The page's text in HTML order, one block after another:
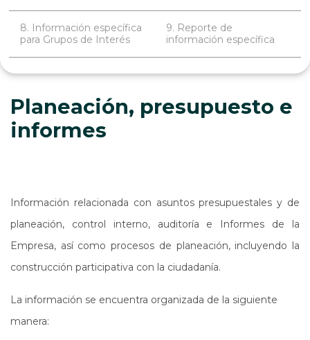
8. Información específica
para Grupos de Interés
9. Reporte de
información específica
Planeación, presupuesto e
informes
Información relacionada con asuntos presupuestales y de
planeación, control interno, auditoría e Informes de la
Empresa, así como procesos de planeación, incluyendo la
construcción participativa con la ciudadanía.
La información se encuentra organizada de la siguiente
manera: